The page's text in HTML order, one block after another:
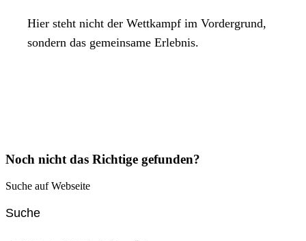
Hier steht nicht der Wettkampf im Vordergrund,
sondern das gemeinsame Erlebnis.
Noch nicht das Richtige gefunden?
Suche auf Webseite